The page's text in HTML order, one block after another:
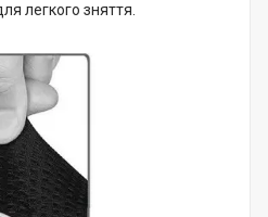
легкого зняття.